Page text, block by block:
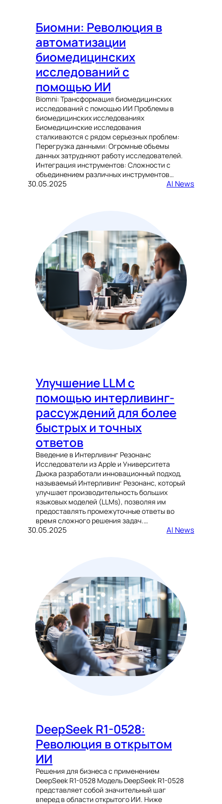
Биомни: Революция в
автоматизации
биомедицинских
исследований с
помощью ИИ
Biomni: Трансформация биомедицинских
исследований с помощью ИИ Проблемы в
биомедицинских исследованиях
Биомедицинские исследования
сталкиваются с рядом серьезных проблем:
Перегрузка данными: Огромные объемы
данных затрудняют работу исследователей.
Интеграция инструментов: Сложности с
объединением различных инструментов…
30.05.2025 AI News
Улучшение LLM с
помощью интерливинг-
рассуждений для более
быстрых и точных
ответов
Введение в Интерливинг Резонанс
Исследователи из Apple и Университета
Дьюка разработали инновационный подход,
называемый Интерливинг Резонанс, который
улучшает производительность больших
языковых моделей (LLMs), позволяя им
предоставлять промежуточные ответы во
время сложного решения задач.…
30.05.2025 AI News
DeepSeek R1-0528:
Революция в открытом
ИИ
Решения для бизнеса с применением
DeepSeek R1-0528 Модель DeepSeek R1-0528
представляет собой значительный шаг
вперед в области открытого ИИ. Ниже